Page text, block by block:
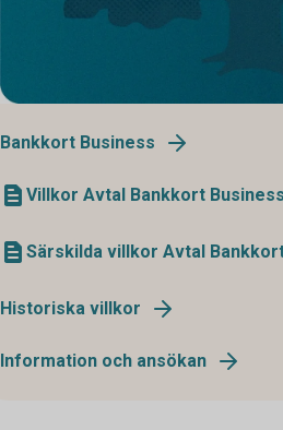
Bankkort Business
Villkor Avtal Bankkort
Särskilda villkor Avtal
Historiska villkor
Information och ansökan